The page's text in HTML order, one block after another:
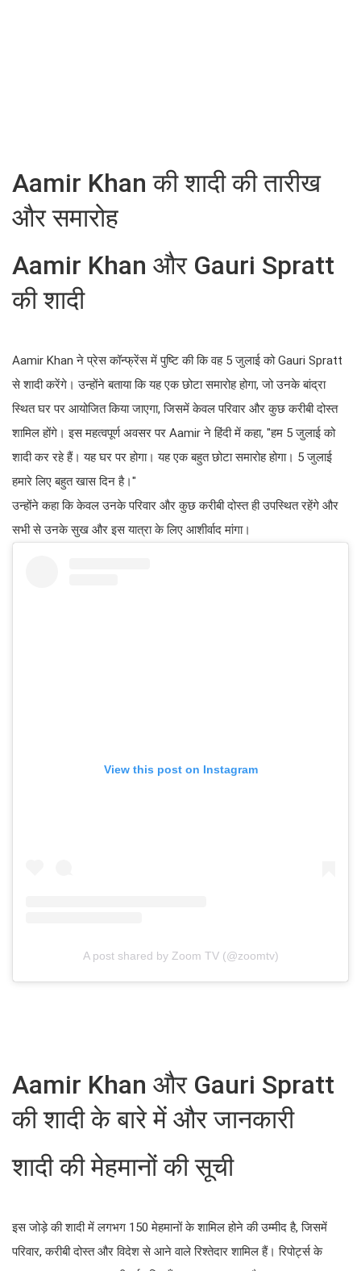
Aamir Khan की शादी की तारीख
और समारोह
Aamir Khan और Gauri Spratt
की शादी
Aamir Khan ने प्रेस कॉन्फ्रेंस में पुष्टि की कि वह 5 जुलाई को Gauri Spratt
से शादी करेंगे। उन्होंने बताया कि यह एक छोटा समारोह होगा, जो उनके बांद्रा
स्थित घर पर आयोजित किया जाएगा, जिसमें केवल परिवार और कुछ करीबी दोस्त
शामिल होंगे। इस महत्वपूर्ण अवसर पर Aamir ने हिंदी में कहा, "हम 5 जुलाई को
शादी कर रहे हैं। यह घर पर होगा। यह एक बहुत छोटा समारोह होगा। 5 जुलाई
हमारे लिए बहुत खास दिन है।"
उन्होंने कहा कि केवल उनके परिवार और कुछ करीबी दोस्त ही उपस्थित रहेंगे और
सभी से उनके सुख और इस यात्रा के लिए आशीर्वाद मांगा।
View this post on Instagram
A post shared by Zoom TV (@zoomtv)
Aamir Khan और Gauri Spratt
की शादी के बारे में और जानकारी
शादी की मेहमानों की सूची
इस जोड़े की शादी में लगभग 150 मेहमानों के शामिल होने की उम्मीद है, जिसमें
परिवार, करीबी दोस्त और विदेश से आने वाले रिश्तेदार शामिल हैं। रिपोर्ट्स के